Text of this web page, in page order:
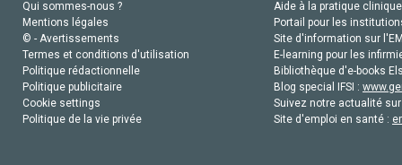
Qui sommes-nous ?
Mentions légales
© - Avertissements
Termes et conditions d'utilisation
Politique rédactionnelle
Politique publicitaire
Cookie settings
Politique de la vie privée
Aide à la pratique
Portail pour les
Site d'information sur
E-learning pour les
Bibliothèque d'e-books
Blog special IFSI :
Suivez notre actualité
Site d'emploi en santé :